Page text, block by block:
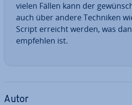
vielen Fällen kann der
auch über andere Techniken
Script erreicht werden, was
empfehlen ist.
Autor